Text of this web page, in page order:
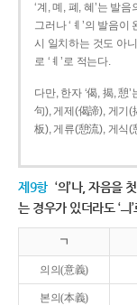
‘계, 몌, 폐, 혜’는 발
그러나 ‘ㅖ’의 발음
시 일치하는 것도 아
로 ‘ㅖ’로 적는다.
다만, 한자 ‘偈, 揭, 憩
句), 게제(偈諦), 게기(
板), 게류(憩流), 게식(
제9항 ‘의’나, 자음을
는 경우가 있더라도 ‘ㅢ
ㄱ
의의(意義)
본의(本義)